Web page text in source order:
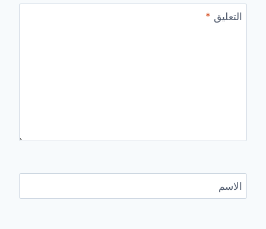
التعليق *
الاسم